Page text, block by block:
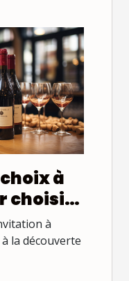
à
choisir
vin à
la découverte